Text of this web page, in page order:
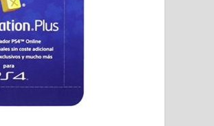
Julio 2022
Classic-Dejar un comentario